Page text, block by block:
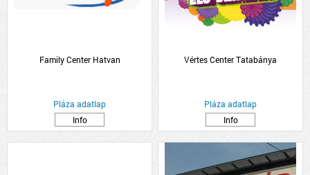
Family Center Hatvan
Pláza adatlap
Info
Vértes Center Tatabánya
Pláza adatlap
Info